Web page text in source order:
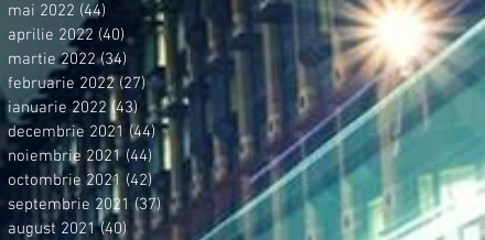
mai 2022 (44) 44 postări
aprilie 2022 (40)40 postări
martie 2022 (34) 34 postări
februarie 2022 (27)27 postări
ianuarie 2022 (43) 43 postări
decembrie 2021 (44)44 postări
noiembrie 2021 (44) 44 postări
octombrie 2021 (42)42 postări
septembrie 2021 (37)37 postări
august 2021 (40)40 postări